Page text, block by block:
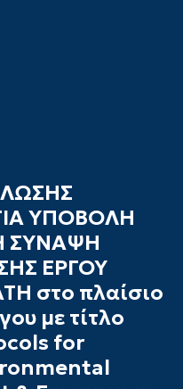
ΥΠΟΒΟΛΗ
ΣΥΝΑΨΗ
ΕΡΓΟΥ
στο πλαίσιο
με τίτλο
for